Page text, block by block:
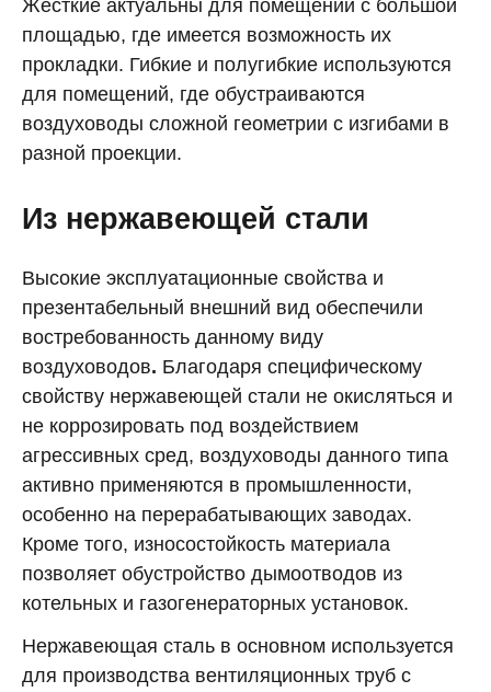
Жесткие актуальны для помещений с большой
площадью, где имеется возможность их
прокладки. Гибкие и полугибкие используются
для помещений, где обустраиваются
воздуховоды сложной геометрии с изгибами в
разной проекции.
Из нержавеющей стали
Высокие эксплуатационные свойства и
презентабельный внешний вид обеспечили
востребованность данному виду
воздуховодов. Благодаря специфическому
свойству нержавеющей стали не окисляться и
не коррозировать под воздействием
агрессивных сред, воздуховоды данного типа
активно применяются в промышленности,
особенно на перерабатывающих заводах.
Кроме того, износостойкость материала
позволяет обустройство дымоотводов из
котельных и газогенераторных установок.
Нержавеющая сталь в основном используется
для производства вентиляционных труб с